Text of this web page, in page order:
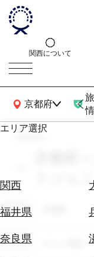
関西について
京都府
関西広域MAP
エリア選択
関西
福井県
奈良県
エ
券
テ
search
京都府
トジェ
エリア
テーマ